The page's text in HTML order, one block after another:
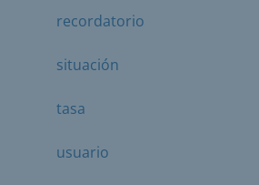
recordatorio
situación
tasa
usuario